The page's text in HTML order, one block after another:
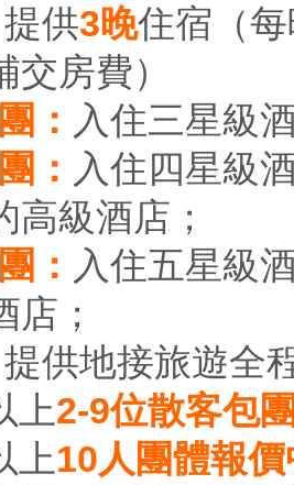
提供3晚住宿（
交房費）
： 入住三星級
： 入住四星級
高級酒店；
： 入住五星級
店；
供地接旅遊全
2-9位散客包
10人團體報